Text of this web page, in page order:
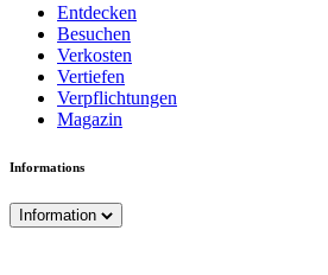
Entdecken
Besuchen
Verkosten
Vertiefen
Verpflichtungen
Magazin
Informations
Information